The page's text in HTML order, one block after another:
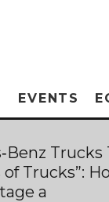
EVENTS
Trucks”:
a